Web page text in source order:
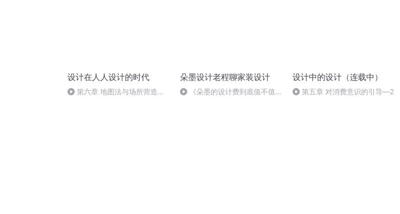
设计在人人设计的时代
第六章 地图法与场所营造
朵墨设计老程聊家装设计
《朵墨的设计费到底值不值，
设计中的设计（连载中）
第五章 对消费意识的引导―2